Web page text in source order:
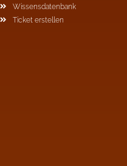
Wissensdatenbank
Ticket erstellen